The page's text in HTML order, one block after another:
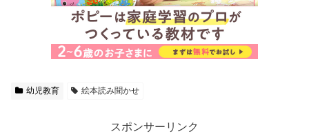
幼児教育 絵本読み聞かせ
スポンサーリンク